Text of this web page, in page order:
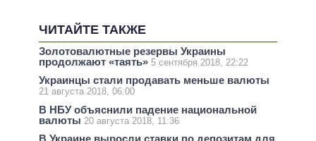
ЧИТАЙТЕ ТАКЖЕ
Золотовалютные резервы Украины
продолжают «таять» 5 сентября 2018, 22:22
Украинцы стали продавать меньше валюты
21 августа 2018, 06:00
В НБУ объяснили падение национальной
валюты 20 августа 2018, 11:36
В Украине выросли ставки по депозитам для